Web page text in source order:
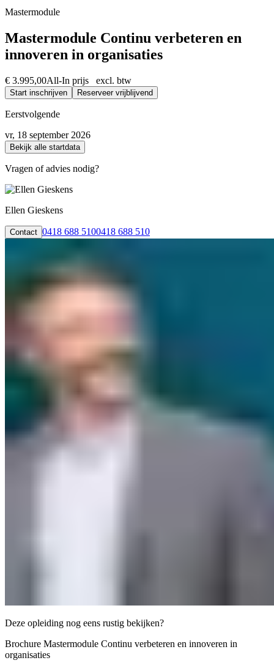
Absoluut. Vrijwel al onze trainingen en opleidingen kunnen we
Mastermodule
Mastermodule Continu verbeteren en
innoveren in organisaties
€ 3.995,00All-In prijs excl. btw
Start inschrijven Reserveer vrijblijvend
Eerstvolgende
vr, 18 september 2026
Bekijk alle startdata
Vragen of advies nodig?
Ellen Gieskens
Contact 0418 688 5100418 688 510
Deze opleiding nog eens rustig bekijken?
Brochure Mastermodule Continu verbeteren en innoveren in
organisaties